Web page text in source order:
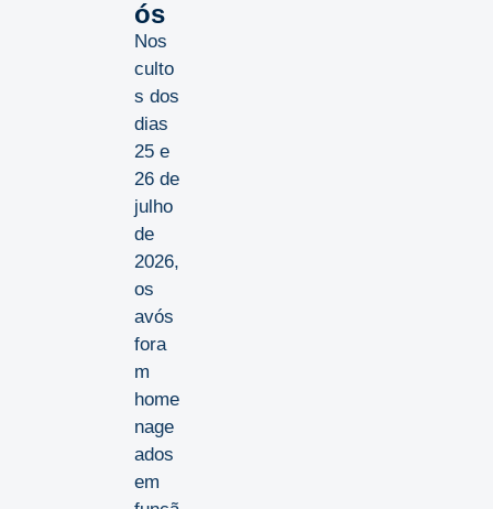
ós
Nos
culto
s dos
dias
25 e
26 de
julho
de
2026,
os
avós
fora
m
home
nage
ados
em